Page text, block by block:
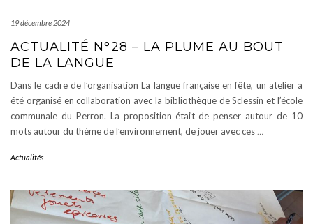
19 décembre 2024
ACTUALITÉ N°28 – LA PLUME AU BOUT
DE LA LANGUE
Dans le cadre de l’organisation La langue française en fête, un atelier a
été organisé en collaboration avec la bibliothèque de Sclessin et l’école
communale du Perron. La proposition était de penser autour de 10
mots autour du thème de l’environnement, de jouer avec ces …
Actualités